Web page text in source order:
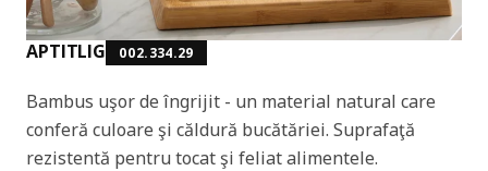
APTITLIG 002.334.29
Bambus uşor de îngrijit - un material natural care
conferă culoare şi căldură bucătăriei. Suprafaţă
rezistentă pentru tocat şi feliat alimentele.